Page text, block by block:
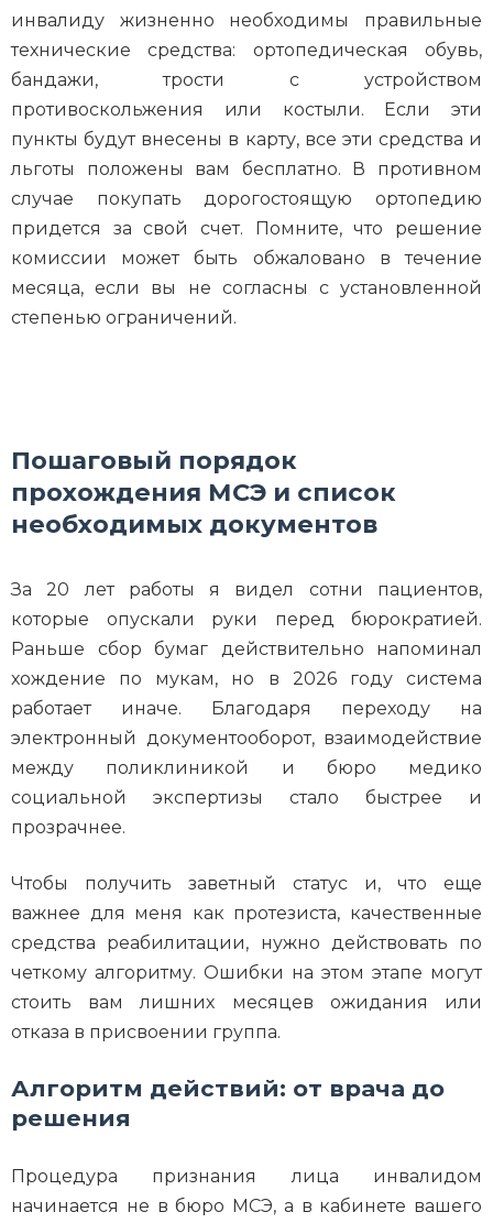
инвалиду жизненно необходимы правильные
технические средства: ортопедическая обувь,
бандажи, трости с устройством
противоскольжения или костыли. Если эти
пункты будут внесены в карту, все эти средства и
льготы положены вам бесплатно. В противном
случае покупать дорогостоящую ортопедию
придется за свой счет. Помните, что решение
комиссии может быть обжаловано в течение
месяца, если вы не согласны с установленной
степенью ограничений.
Пошаговый порядок
прохождения МСЭ и список
необходимых документов
За 20 лет работы я видел сотни пациентов,
которые опускали руки перед бюрократией.
Раньше сбор бумаг действительно напоминал
хождение по мукам, но в 2026 году система
работает иначе. Благодаря переходу на
электронный документооборот, взаимодействие
между поликлиникой и бюро медико
социальной экспертизы стало быстрее и
прозрачнее.
Чтобы получить заветный статус и, что еще
важнее для меня как протезиста, качественные
средства реабилитации, нужно действовать по
четкому алгоритму. Ошибки на этом этапе могут
стоить вам лишних месяцев ожидания или
отказа в присвоении группа.
Алгоритм действий: от врача до
решения
Процедура признания лица инвалидом
начинается не в бюро МСЭ, а в кабинете вашего